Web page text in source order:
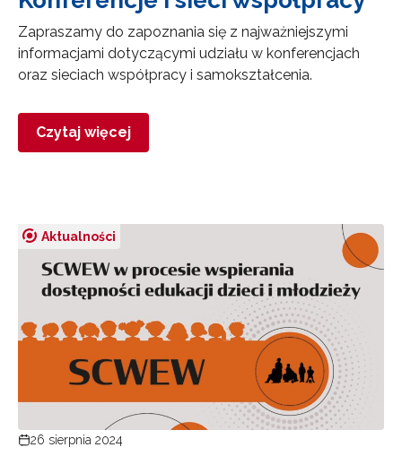
Zapraszamy do zapoznania się z najważniejszymi
informacjami dotyczącymi udziału w konferencjach
oraz sieciach współpracy i samokształcenia.
Czytaj więcej
Aktualności
26 sierpnia 2024